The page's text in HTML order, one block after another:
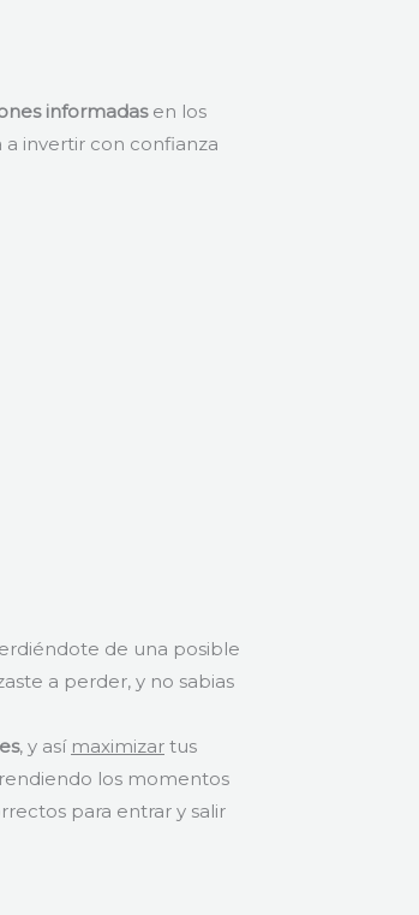
informadasen los
invertir con confianza
de una posible
a perder, y no sabias
, y así maximizar tus
los momentos
para entrar y salir